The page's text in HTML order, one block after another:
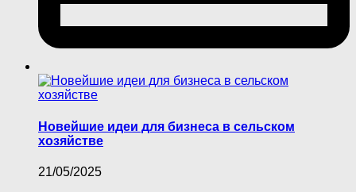
Новейшие идеи для бизнеса в сельском
хозяйстве
21/05/2025